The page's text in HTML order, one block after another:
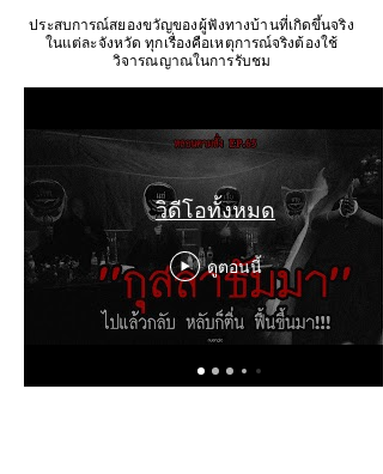
ประสบการณ์สยองขวัญของผู้ฟังทางบ้านที่เกิดขึ้นจริง
ในแต่ละจังหวัด ทุกเรื่องคือเหตุการณ์จริงต้องใช้
วิจารณญาณในการรับชม
วิดีโอทั้งหมด
ดูตอนนี้